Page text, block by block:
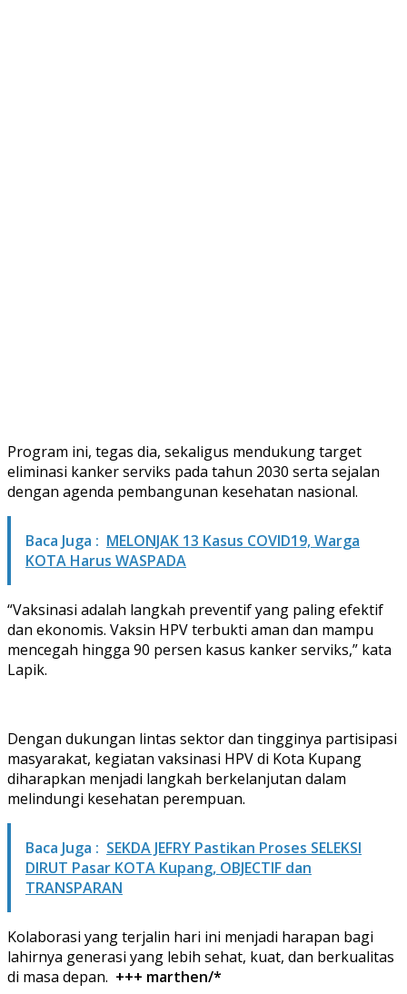
Program ini, tegas dia, sekaligus mendukung target
eliminasi kanker serviks pada tahun 2030 serta sejalan
dengan agenda pembangunan kesehatan nasional.
Baca Juga : MELONJAK 13 Kasus COVID19, Warga
KOTA Harus WASPADA
“Vaksinasi adalah langkah preventif yang paling efektif
dan ekonomis. Vaksin HPV terbukti aman dan mampu
mencegah hingga 90 persen kasus kanker serviks,” kata
Lapik.
Dengan dukungan lintas sektor dan tingginya partisipasi
masyarakat, kegiatan vaksinasi HPV di Kota Kupang
diharapkan menjadi langkah berkelanjutan dalam
melindungi kesehatan perempuan.
Baca Juga : SEKDA JEFRY Pastikan Proses SELEKSI
DIRUT Pasar KOTA Kupang, OBJECTIF dan
TRANSPARAN
Kolaborasi yang terjalin hari ini menjadi harapan bagi
lahirnya generasi yang lebih sehat, kuat, dan berkualitas
di masa depan. +++ marthen/*